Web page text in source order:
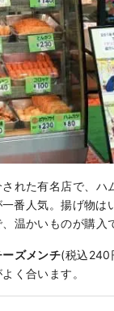
れた有名店で、ハ
番人気。揚げ物は
温かいものが購入
ーズメンチ(税込240
く合います。